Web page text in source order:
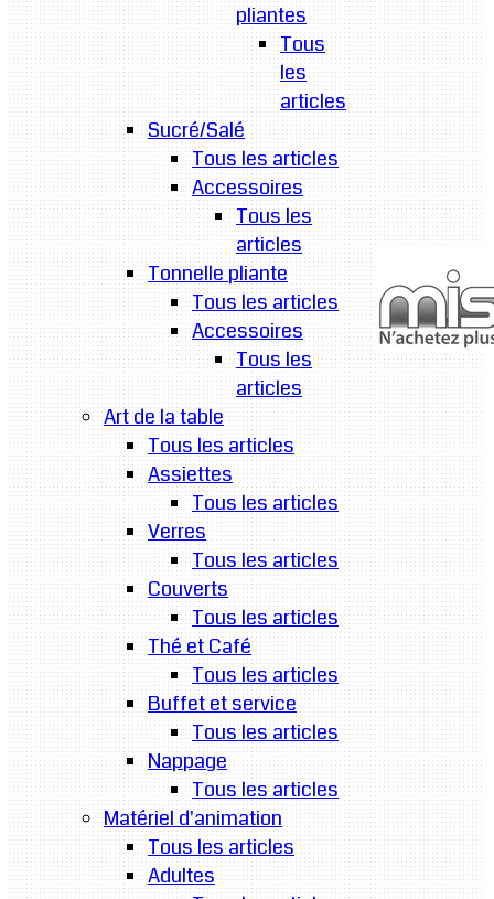
pliantes
Tous
les
articles
Sucré/Salé
Tous les articles
Accessoires
Tous les
articles
Tonnelle pliante
Tous les articles
Accessoires
Tous les
articles
Art de la table
Tous les articles
Assiettes
Tous les articles
Verres
Tous les articles
Couverts
Tous les articles
Thé et Café
Tous les articles
Buffet et service
Tous les articles
Nappage
Tous les articles
Matériel d'animation
Tous les articles
Adultes